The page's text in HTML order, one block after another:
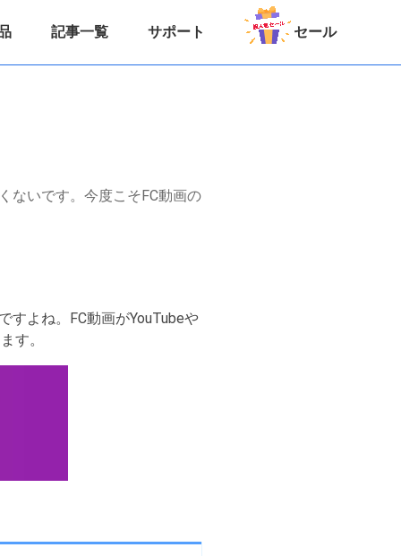
記事一覧 サポート セール
ないです。今度こそFC動画の
すよね。FC動画がYouTubeや
す。